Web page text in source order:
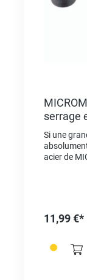
serrage
Si une
acier de
Nunplus
- 1,5 - 2,0
11,99 €*